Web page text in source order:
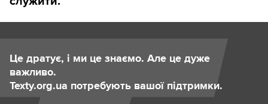
Це дратує, і ми це знаємо. Але це дуже
важливо.
Texty.org.ua потребують вашої підтримки.